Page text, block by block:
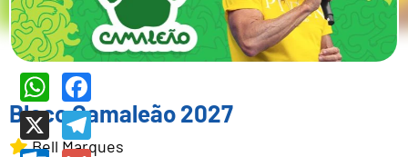
Bloco Camaleão 2027
Bell Marques
WhatsAppFacebook
X Telegram